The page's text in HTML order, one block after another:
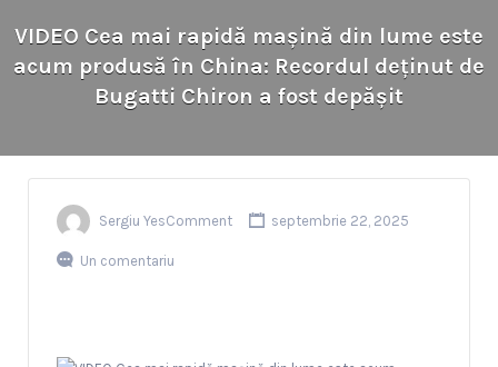
VIDEO Cea mai rapidă mașină din lume este
acum produsă în China: Recordul deținut de
Bugatti Chiron a fost depășit
Sergiu YesComment septembrie 22, 2025
Un comentariu